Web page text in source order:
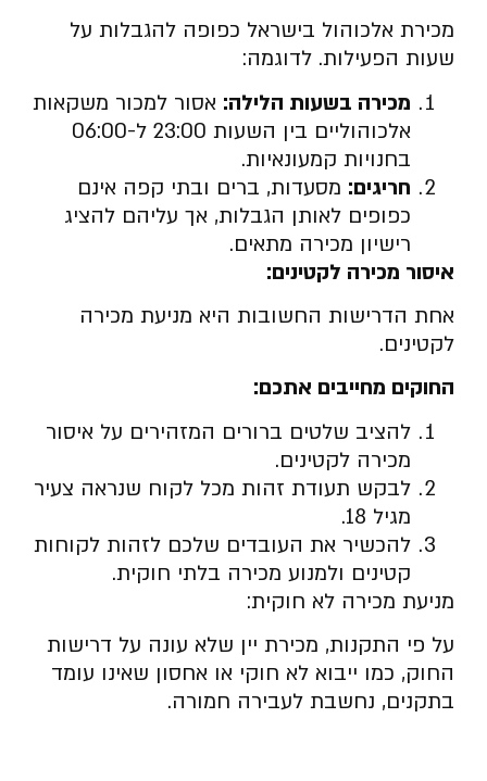
מכירת אלכוהול בישראל כפופה להגבלות על
שעות הפעילות. לדוגמה:
מכירה בשעות הלילה: אסור למכור משקאות
אלכוהוליים בין השעות 23:00 ל-06:00
בחנויות קמעונאיות.
חריגים: מסעדות, ברים ובתי קפה אינם
כפופים לאותן הגבלות, אך עליהם להציג
רישיון מכירה מתאים.
איסור מכירה לקטינים:
אחת הדרישות החשובות היא מניעת מכירה
לקטינים.
החוקים מחייבים אתכם:
להציב שלטים ברורים המזהירים על איסור
מכירה לקטינים.
לבקש תעודת זהות מכל לקוח שנראה צעיר
מגיל 18.
להכשיר את העובדים שלכם לזהות לקוחות
קטינים ולמנוע מכירה בלתי חוקית.
מניעת מכירה לא חוקית:
על פי התקנות, מכירת יין שלא עונה על דרישות
החוק, כמו ייבוא לא חוקי או אחסון שאינו עומד
בתקנים, נחשבת לעבירה חמורה.